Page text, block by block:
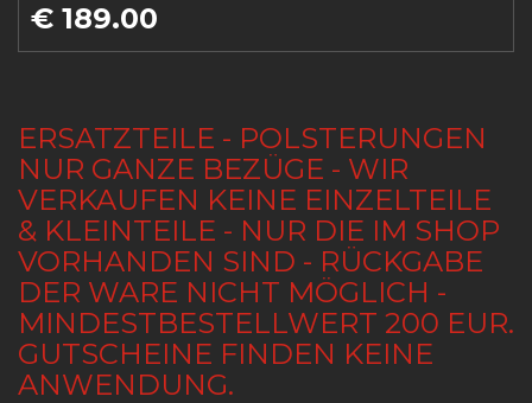
€ 189.00
ERSATZTEILE - POLSTERUNGEN
NUR GANZE BEZÜGE - WIR
VERKAUFEN KEINE EINZELTEILE
& KLEINTEILE - NUR DIE IM SHOP
VORHANDEN SIND - RÜCKGABE
DER WARE NICHT MÖGLICH -
MINDESTBESTELLWERT 200 EUR.
GUTSCHEINE FINDEN KEINE
ANWENDUNG.